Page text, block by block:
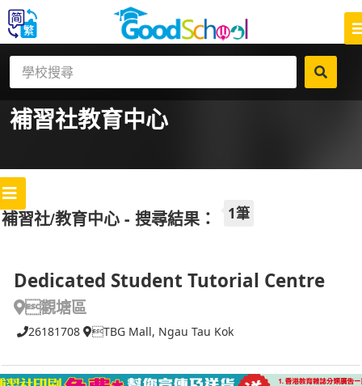
補習社教育中心
補習社/教育中心 - 搜尋結果： 1筆
Dedicated Student Tutorial Centre
觀塘區
26181708 TBG Mall, Ngau Tau Kok